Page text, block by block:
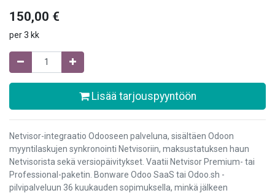
150,00 €
per3 kk
Lisää tarjouspyyntöön
Netvisor-integraatio Odooseen palveluna, sisältäen Odoon
myyntilaskujen synkronointi Netvisoriin, maksustatuksen haun
Netvisorista sekä versiopäivitykset. Vaatii Netvisor Premium- tai
Professional-paketin. Bonware Odoo SaaS tai Odoo.sh -
pilvipalveluun 36 kuukauden sopimuksella, minkä jälkeen